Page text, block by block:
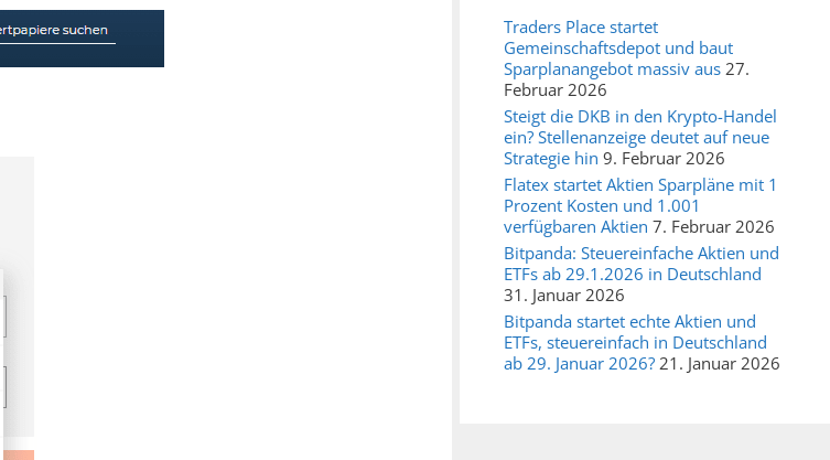
Traders Place startet
Gemeinschaftsdepot und baut
Sparplanangebot massiv aus 27.
Februar 2026
Steigt die DKB in den Krypto-Handel
ein? Stellenanzeige deutet auf neue
Strategie hin 9. Februar 2026
Flatex startet Aktien Sparpläne mit 1
Prozent Kosten und 1.001
verfügbaren Aktien 7. Februar 2026
Bitpanda: Steuereinfache Aktien und
ETFs ab 29.1.2026 in Deutschland
31. Januar 2026
Bitpanda startet echte Aktien und
ETFs, steuereinfach in Deutschland
ab 29. Januar 2026? 21. Januar 2026